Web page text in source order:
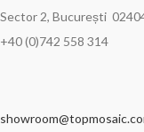
Sector 2, București
+40 (0)742 558 314